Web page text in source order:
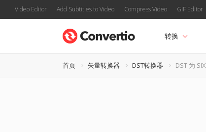
Video Editor Add Subtitles to Video Compress Video GIF Editor
转换
首页 矢量转换器 DST转换器 DST 为 SIX